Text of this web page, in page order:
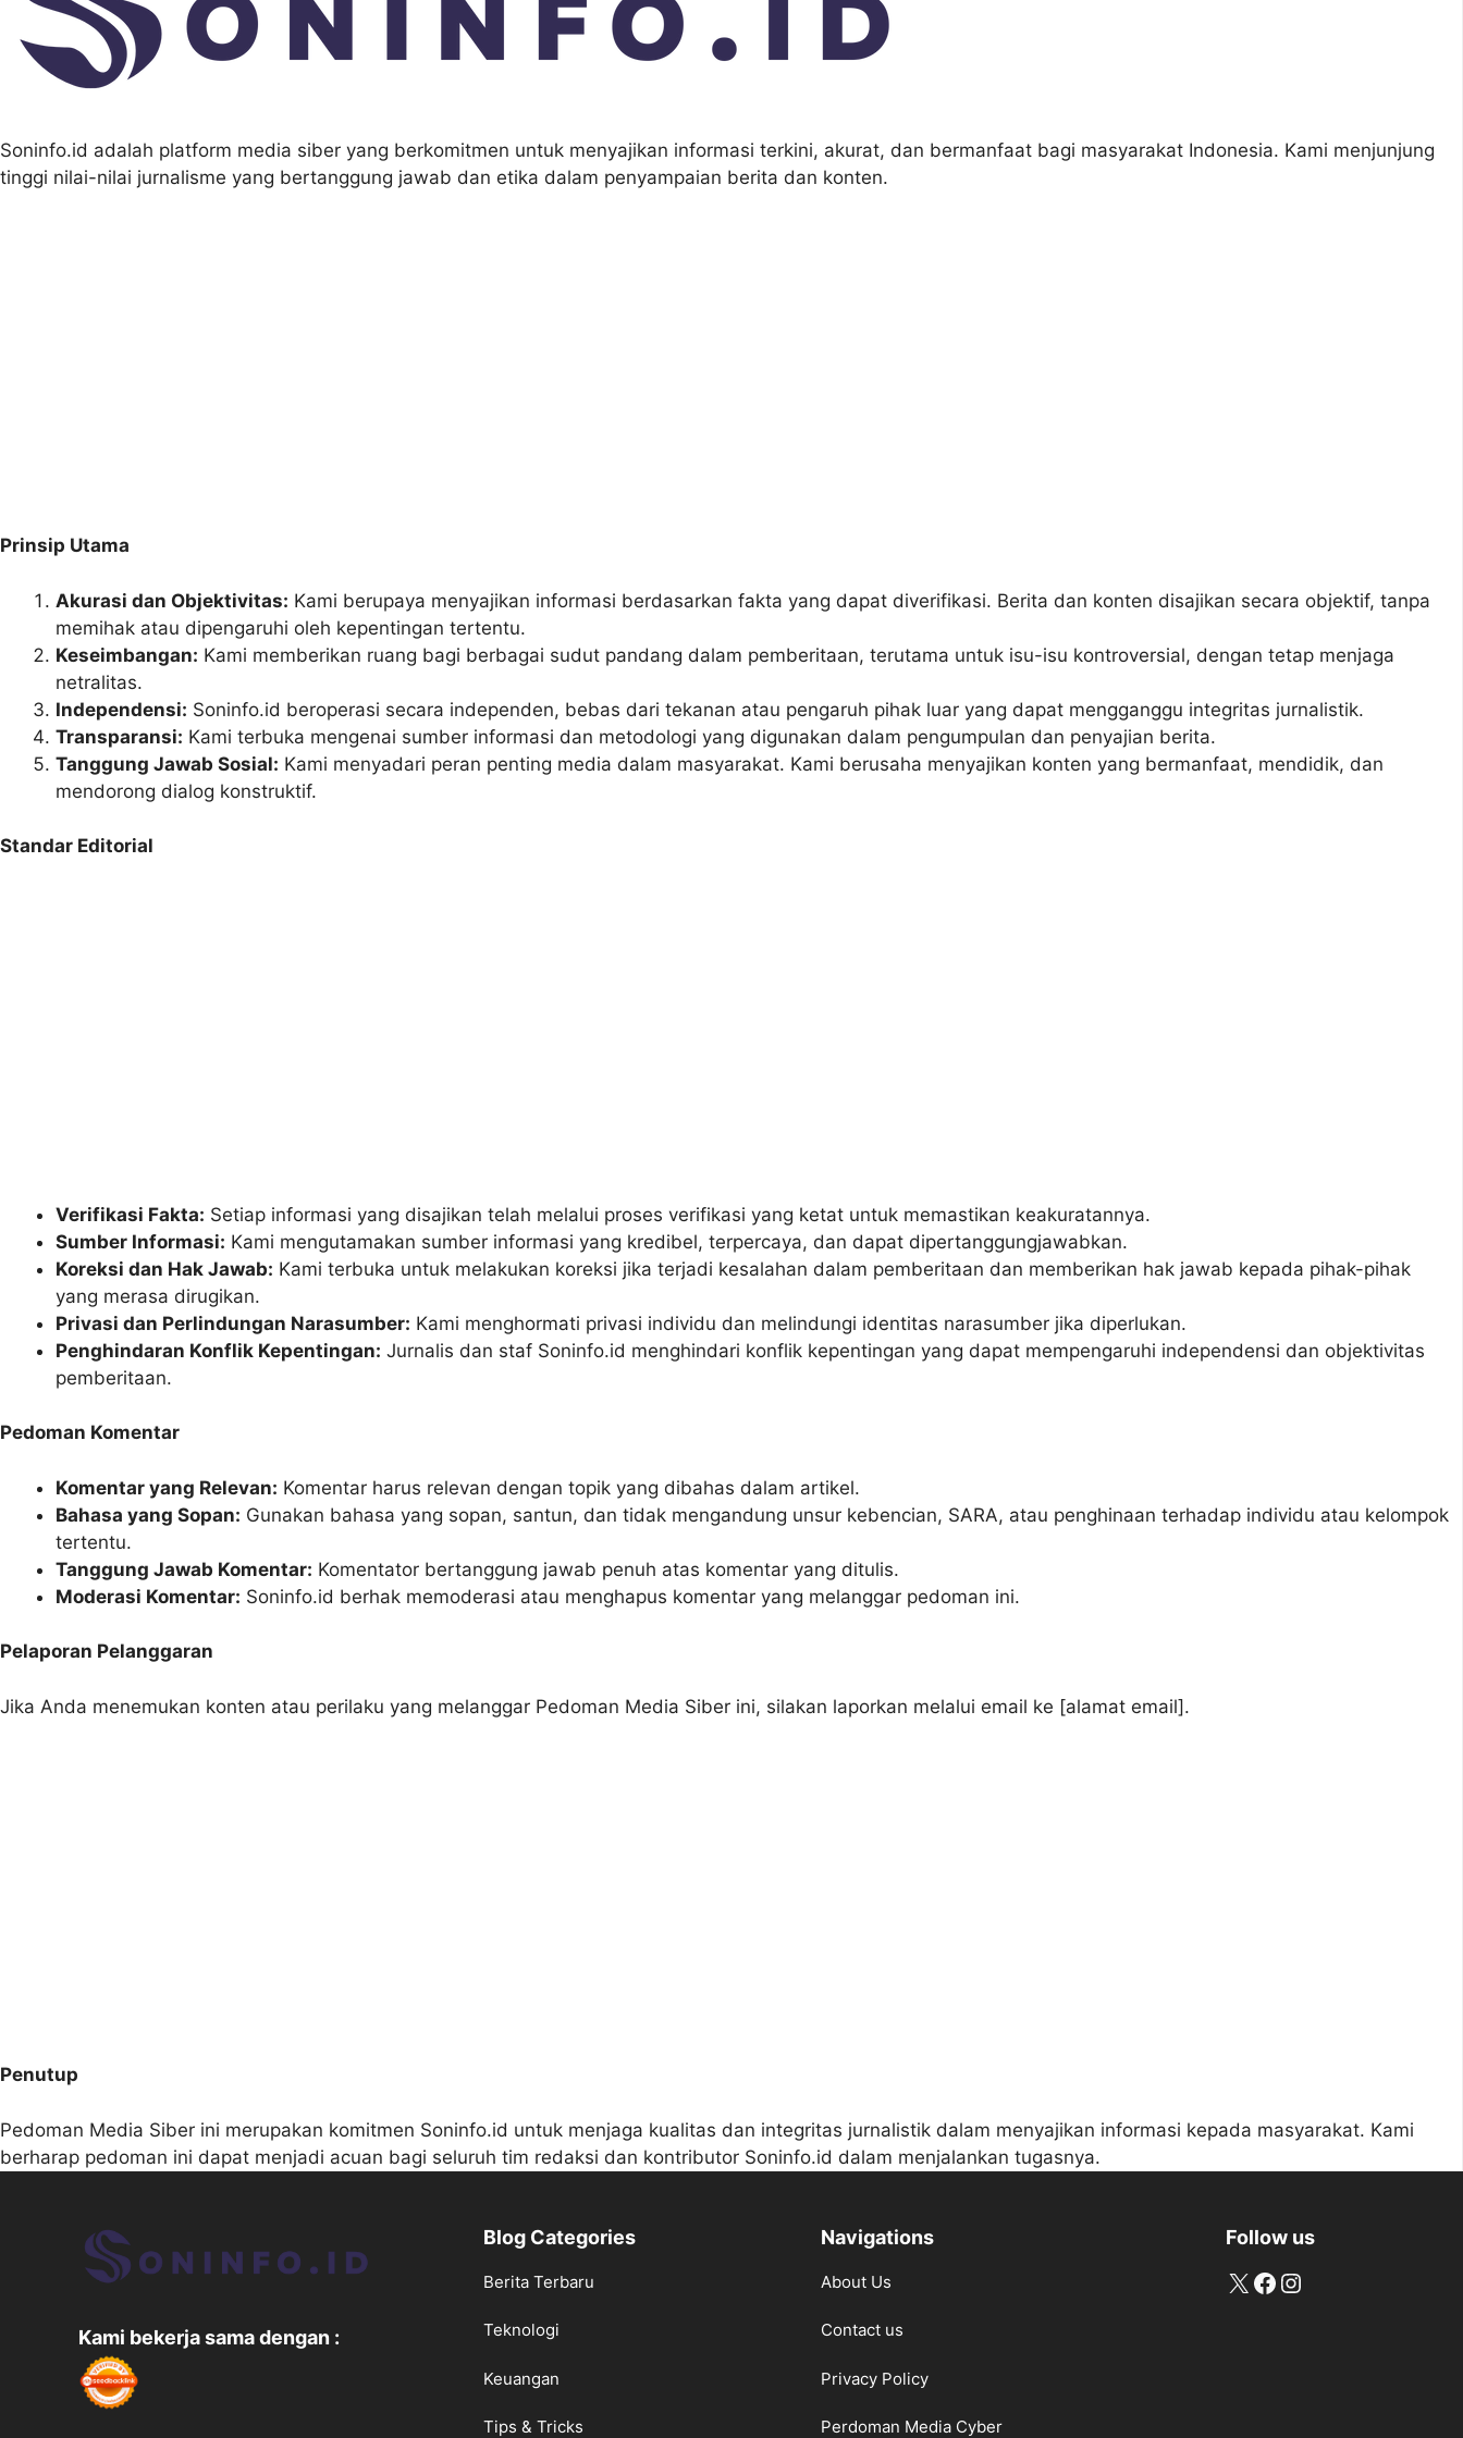
Soninfo.id adalah platform media siber yang berkomitmen untuk menyajikan informasi terkini, akurat, dan bermanfaat bagi masyarakat Indonesia. Kami menjunjung
tinggi nilai-nilai jurnalisme yang bertanggung jawab dan etika dalam penyampaian berita dan konten.
Prinsip Utama
Akurasi dan Objektivitas: Kami berupaya menyajikan informasi berdasarkan fakta yang dapat diverifikasi. Berita dan konten disajikan secara objektif, tanpa
memihak atau dipengaruhi oleh kepentingan tertentu.
Keseimbangan: Kami memberikan ruang bagi berbagai sudut pandang dalam pemberitaan, terutama untuk isu-isu kontroversial, dengan tetap menjaga
netralitas.
Independensi: Soninfo.id beroperasi secara independen, bebas dari tekanan atau pengaruh pihak luar yang dapat mengganggu integritas jurnalistik.
Transparansi: Kami terbuka mengenai sumber informasi dan metodologi yang digunakan dalam pengumpulan dan penyajian berita.
Tanggung Jawab Sosial: Kami menyadari peran penting media dalam masyarakat. Kami berusaha menyajikan konten yang bermanfaat, mendidik, dan
mendorong dialog konstruktif.
Standar Editorial
Verifikasi Fakta: Setiap informasi yang disajikan telah melalui proses verifikasi yang ketat untuk memastikan keakuratannya.
Sumber Informasi: Kami mengutamakan sumber informasi yang kredibel, terpercaya, dan dapat dipertanggungjawabkan.
Koreksi dan Hak Jawab: Kami terbuka untuk melakukan koreksi jika terjadi kesalahan dalam pemberitaan dan memberikan hak jawab kepada pihak-pihak
yang merasa dirugikan.
Privasi dan Perlindungan Narasumber: Kami menghormati privasi individu dan melindungi identitas narasumber jika diperlukan.
Penghindaran Konflik Kepentingan: Jurnalis dan staf Soninfo.id menghindari konflik kepentingan yang dapat mempengaruhi independensi dan objektivitas
pemberitaan.
Pedoman Komentar
Komentar yang Relevan: Komentar harus relevan dengan topik yang dibahas dalam artikel.
Bahasa yang Sopan: Gunakan bahasa yang sopan, santun, dan tidak mengandung unsur kebencian, SARA, atau penghinaan terhadap individu atau kelompok
tertentu.
Tanggung Jawab Komentar: Komentator bertanggung jawab penuh atas komentar yang ditulis.
Moderasi Komentar: Soninfo.id berhak memoderasi atau menghapus komentar yang melanggar pedoman ini.
Pelaporan Pelanggaran
Jika Anda menemukan konten atau perilaku yang melanggar Pedoman Media Siber ini, silakan laporkan melalui email ke [alamat email].
Penutup
Pedoman Media Siber ini merupakan komitmen Soninfo.id untuk menjaga kualitas dan integritas jurnalistik dalam menyajikan informasi kepada masyarakat. Kami
berharap pedoman ini dapat menjadi acuan bagi seluruh tim redaksi dan kontributor Soninfo.id dalam menjalankan tugasnya.
Kami bekerja sama dengan :
Blog Categories
Berita Terbaru
Teknologi
Keuangan
Tips & Tricks
Navigations
About Us
Contact us
Privacy Policy
Perdoman Media Cyber
Follow us
X Facebook
Instagram